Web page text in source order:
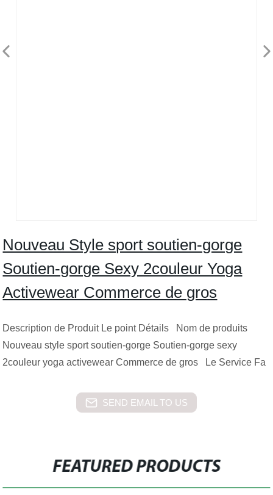
Nouveau Style sport soutien-gorge
Soutien-gorge Sexy 2couleur Yoga
Activewear Commerce de gros
Description de Produit Le point Détails Nom de produits
Nouveau style sport soutien-gorge Soutien-gorge sexy
2couleur yoga activewear Commerce de gros Le Service Fa
SEND EMAIL TO US
FEATURED PRODUCTS